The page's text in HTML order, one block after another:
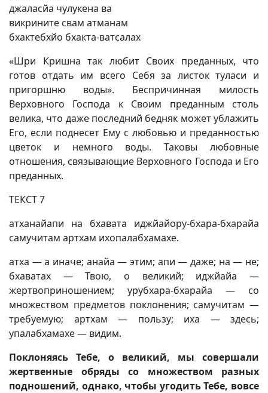
джаласйа чулукена ва
викрините свам атманам
бхактебхйо бхакта-ватсалах
«Шри Кришна так любит Своих преданных, что
готов отдать им всего Себя за листок туласи и
пригоршню воды». Беспричинная милость
Верховного Господа к Своим преданным столь
велика, что даже последний бедняк может ублажить
Его, если поднесет Ему с любовью и преданностью
цветок и немного воды. Таковы любовные
отношения, связывающие Верховного Господа и Его
преданных.
ТЕКСТ 7
атханайапи на бхавата иджйайору-бхара-бхарайа
самучитам артхам ихопалабхамахе.
атха — а иначе; анайа — этим; апи — даже; на — не;
бхаватах — Твою, о великий; иджйайа —
жертвоприношением; урубхара-бхарайа — со
множеством предметов поклонения; самучитам —
требуемую; артхам — пользу; иха — здесь;
упалабхамахе — видим.
Поклоняясь Тебе, о великий, мы совершали
жертвенные обряды со множеством разных
подношений, однако, чтобы угодить Тебе, вовсе